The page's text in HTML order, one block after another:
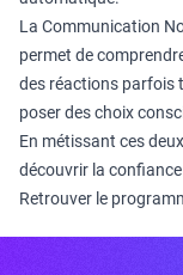
La Communication
permet de
des réactions parfois
poser des choix
En métissant ces
découvrir la
Retrouver le